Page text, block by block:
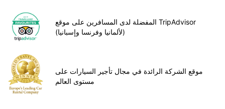
المفضلة لدى المسافرين على موقع TripAdvisor
(لألمانيا وفرنسا وإسبانيا)
موقع الشركة الرائدة في مجال تأجير السيارات على
مستوى العالم